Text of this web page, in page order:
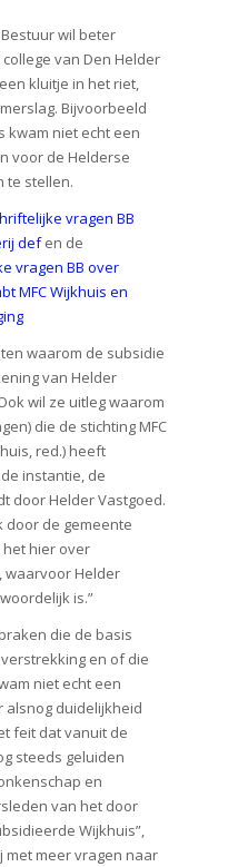
wil beter
van Den Helder
kluitje in het riet,
Bijvoorbeeld
kwam niet echt een
voor de Helderse
te stellen.
vragen BB
defen de
vragen BB over
MFC Wijkhuis en
waarom de subsidie
van Helder
wil ze uitleg waarom
die de stichting MFC
red.) heeft
instantie, de
door Helder Vastgoed.
door de gemeente
hier over
waarvoor Helder
is.”
die de basis
en of die
niet echt een
alsnog duidelijkheid
feit dat vanuit de
steeds geluiden
en
van het door
Wijkhuis”,
met meer vragen naar